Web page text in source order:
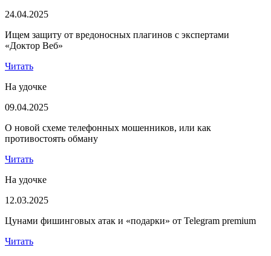
24.04.2025
Ищем защиту от вредоносных плагинов с экспертами
«Доктор Веб»
Читать
На удочке
09.04.2025
О новой схеме телефонных мошенников, или как
противостоять обману
Читать
На удочке
12.03.2025
Цунами фишинговых атак и «подарки» от Telegram premium
Читать